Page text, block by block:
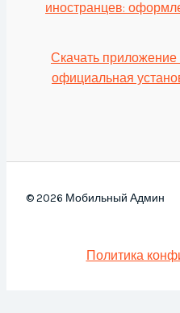
иностранцев:
Скачать
официальная
© 2026 Мобильный Админ
Политика